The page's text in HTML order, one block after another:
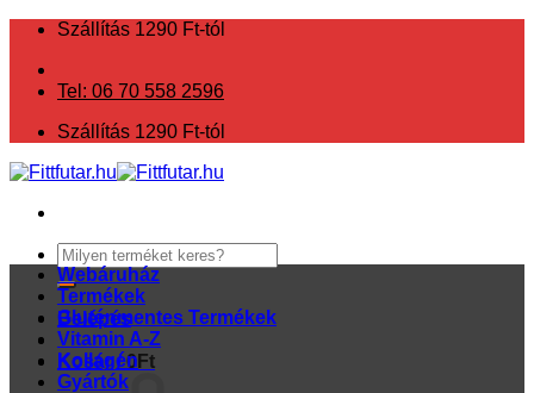
Skip
content
Szállítás 1290 Ft-tól
Tel: 06 70 558 2596
Szállítás 1290 Ft-tól
Keresés
a
következőre:
Belépés
Kosár /0Ft
Webáruház
Termékek
Gluténmentes Termékek
Vitamin A-Z
Kollagén
Gyártók